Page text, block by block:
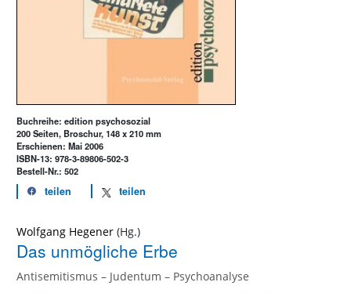
Buchreihe: edition psychosozial
200 Seiten, Broschur, 148 x 210 mm
Erschienen: Mai 2006
ISBN-13: 978-3-89806-502-3
Bestell-Nr.: 502
teilen teilen
Wolfgang Hegener
Das unmögliche Erbe
Antisemitismus – Judentum – Psychoanalyse